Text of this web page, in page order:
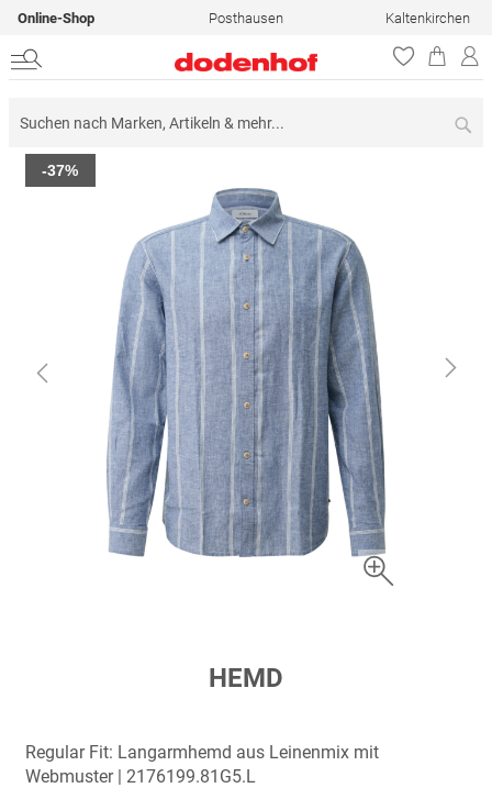
Online-Shop Posthausen Kaltenkirchen
Zum
Ende
-37%
springen
HEMD
Regular Fit: Langarmhemd aus Leinenmix mit
Webmuster | 2176199.81G5.L